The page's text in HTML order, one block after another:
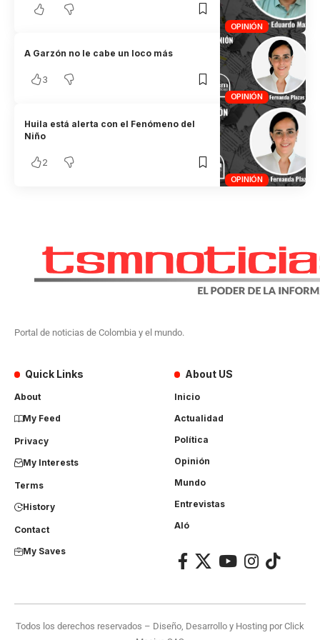
OPINIÓN
OPINIÓN
A Garzón no le cabe un loco más
3
OPINIÓN
Huila está alerta con el Fenómeno del
Niño
2
Portal de noticias de Colombia y el mundo.
Quick Links
About
My Feed
Privacy
My Interests
Terms
History
Contact
My Saves
About US
Inicio
Actualidad
Política
Opinión
Mundo
Entrevistas
Aló
Todos los derechos reservados – Diseño, Desarrollo y Hosting porClick